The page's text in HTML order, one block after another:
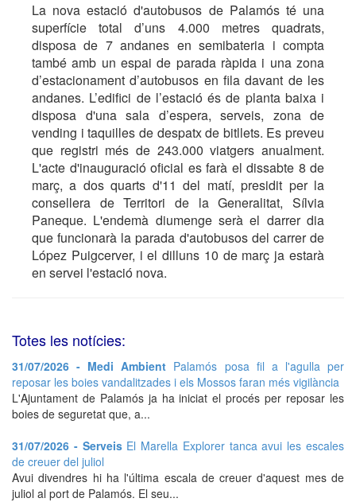
La nova estació d'autobusos de Palamós té una
superfície total d’uns 4.000 metres quadrats,
disposa de 7 andanes en semibateria i compta
també amb un espai de parada ràpida i una zona
d’estacionament d’autobusos en fila davant de les
andanes. L’edifici de l’estació és de planta baixa i
disposa d'una sala d’espera, serveis, zona de
vending i taquilles de despatx de bitllets. Es preveu
que registri més de 243.000 viatgers anualment.
L'acte d'inauguració oficial es farà el dissabte 8 de
març, a dos quarts d'11 del matí, presidit per la
consellera de Territori de la Generalitat, Sílvia
Paneque. L'endemà diumenge serà el darrer dia
que funcionarà la parada d'autobusos del carrer de
López Puigcerver, i el dilluns 10 de març ja estarà
en servei l'estació nova.
Totes les notícies:
31/07/2026 - Medi Ambient Palamós posa fil a l'agulla per
reposar les boies vandalitzades i els Mossos faran més vigilància
L'Ajuntament de Palamós ja ha iniciat el procés per reposar les
boies de seguretat que, a...
31/07/2026 - Serveis El Marella Explorer tanca avui les escales
de creuer del juliol
Avui divendres hi ha l'última escala de creuer d'aquest mes de
juliol al port de Palamós. El seu...